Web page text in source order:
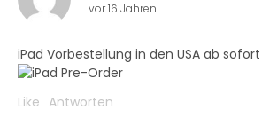
vor 16 Jahren
iPad Vorbestellung in den USA ab
Like Antworten